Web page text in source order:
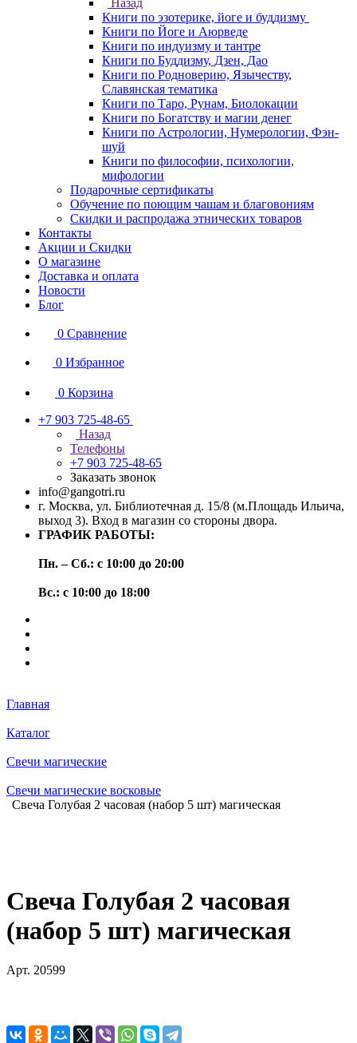
Назад
Книги по эзотерике, йоге и буддизму
Книги по Йоге и Аюрведе
Книги по индуизму и тантре
Книги по Буддизму, Дзен, Дао
Книги по Родноверию, Язычеству,
Славянская тематика
Книги по Таро, Рунам, Биолокации
Книги по Богатству и магии денег
Книги по Астрологии, Нумерологии, Фэн-
шуй
Книги по философии, психологии,
мифологии
Подарочные сертификаты
Обучение по поющим чашам и благовониям
Скидки и распродажа этнических товаров
Контакты
Акции и Скидки
О магазине
Доставка и оплата
Новости
Блог
0 Сравнение
0 Избранное
0 Корзина
+7 903 725-48-65
Назад
Телефоны
+7 903 725-48-65
Заказать звонок
info@gangotri.ru
г. Москва, ул. Библиотечная д. 15/8 (м.Площадь Ильича,
выход 3). Вход в магазин со стороны двора.
ГРАФИК РАБОТЫ:
Пн. – Сб.: с 10:00 до 20:00
Вс.: с 10:00 до 18:00
Главная
Каталог
Свечи магические
Свечи магические восковые
Свеча Голубая 2 часовая (набор 5 шт) магическая
Свеча Голубая 2 часовая
(набор 5 шт) магическая
Арт. 20599